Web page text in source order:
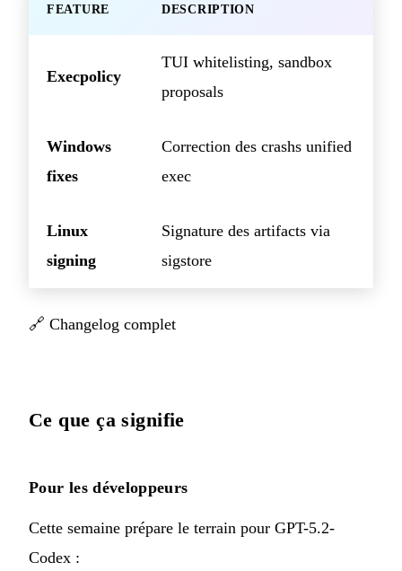
FEATURE DESCRIPTION
Execpolicy
TUI whitelisting, sandbox
proposals
Windows
fixes
Correction des crashs unified
exec
Linux
signing
Signature des artifacts via
sigstore
🔗 Changelog complet
Ce que ça signifie
Pour les développeurs
Cette semaine prépare le terrain pour GPT-5.2-
Codex :